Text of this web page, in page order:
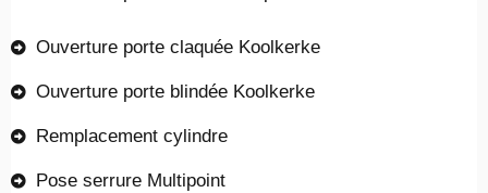
Ouverture porte claquée Koolkerke
Ouverture porte blindée Koolkerke
Remplacement cylindre
Pose serrure Multipoint